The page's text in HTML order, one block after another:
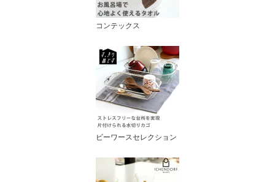
コンテックス
ビーワースセレクション